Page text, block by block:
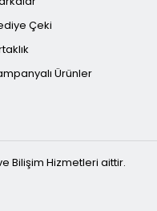
Çeki
Ürünler
Bilişim Hizmetleri aittir.